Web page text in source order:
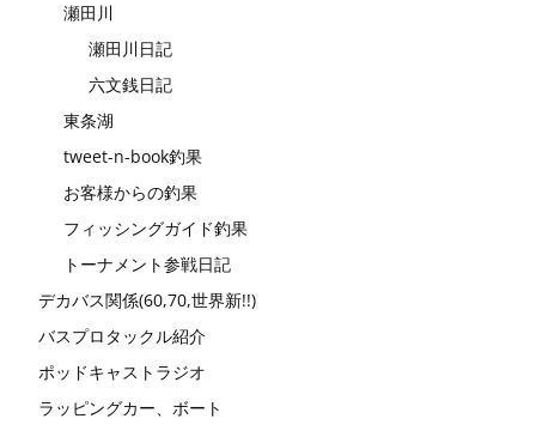
瀬田川
瀬田川日記
六文銭日記
東条湖
tweet-n-book釣果
お客様からの釣果
フィッシングガイド釣果
トーナメント参戦日記
デカバス関係(60,70,世界新!!)
バスプロタックル紹介
ポッドキャストラジオ
ラッピングカー、ボート